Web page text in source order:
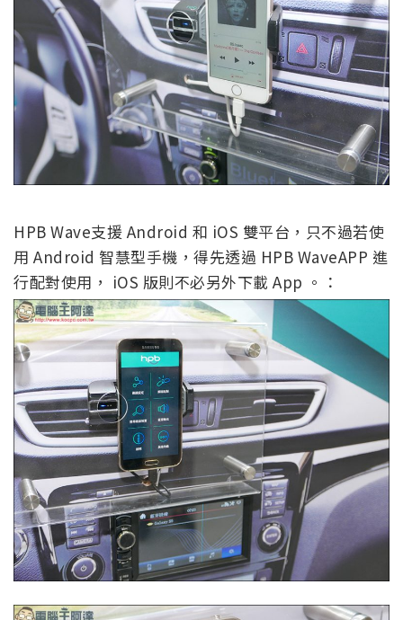
HPB Wave支援 Android 和 iOS 雙平台，只不過若使
用 Android 智慧型手機，得先透過 HPB WaveAPP 進
行配對使用， iOS 版則不必另外下載 App 。：